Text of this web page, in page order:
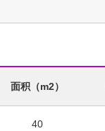
面积（m2）
40